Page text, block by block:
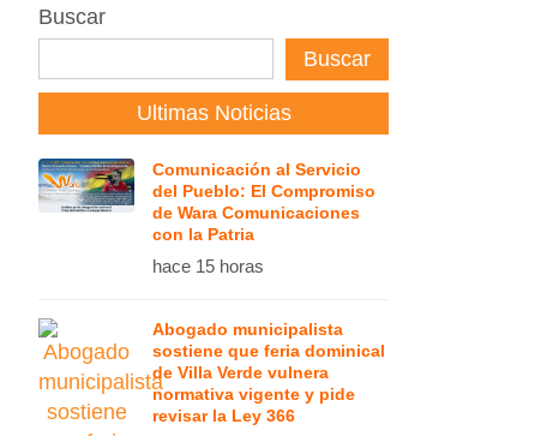
Buscar
Buscar
Ultimas Noticias
Comunicación al Servicio
del Pueblo: El Compromiso
de Wara Comunicaciones
con la Patria
hace 15 horas
Abogado municipalista
sostiene que feria dominical
de Villa Verde vulnera
normativa vigente y pide
revisar la Ley 366